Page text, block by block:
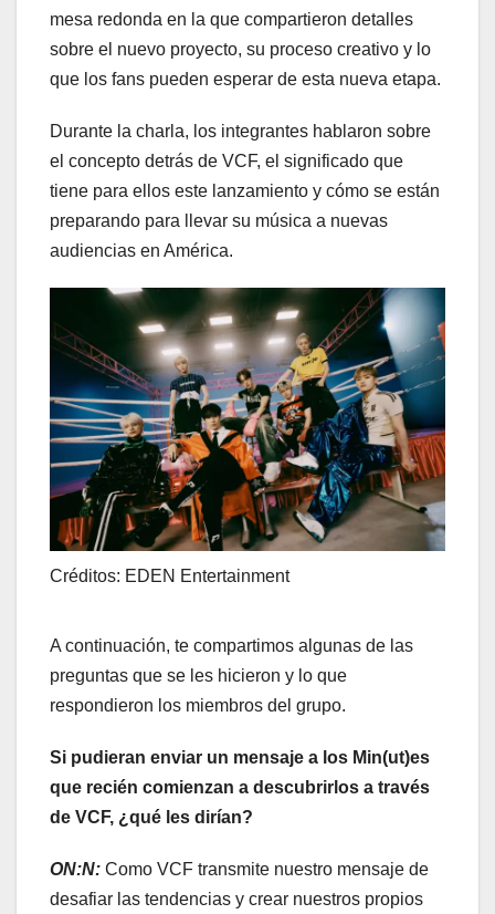
mesa redonda en la que compartieron detalles
sobre el nuevo proyecto, su proceso creativo y lo
que los fans pueden esperar de esta nueva etapa.
Durante la charla, los integrantes hablaron sobre
el concepto detrás de VCF, el significado que
tiene para ellos este lanzamiento y cómo se están
preparando para llevar su música a nuevas
audiencias en América.
Créditos: EDEN Entertainment
A continuación, te compartimos algunas de las
preguntas que se les hicieron y lo que
respondieron los miembros del grupo.
Si pudieran enviar un mensaje a los Min(ut)es
que recién comienzan a descubrirlos a través
de VCF, ¿qué les dirían?
ON:N: Como VCF transmite nuestro mensaje de
desafiar las tendencias y crear nuestros propios